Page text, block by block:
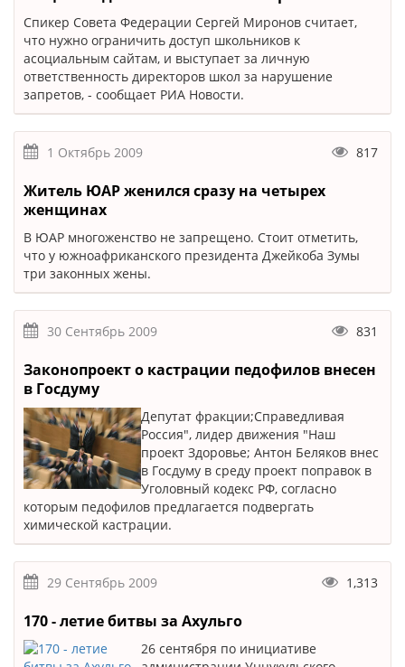
Спикер Совета Федерации Сергей Миронов считает,
что нужно ограничить доступ школьников к
асоциальным сайтам, и выступает за личную
ответственность директоров школ за нарушение
запретов, - сообщает РИА Новости.
1 Октябрь 2009 817
Житель ЮАР женился сразу на четырех
женщинах
В ЮАР многоженство не запрещено. Стоит отметить,
что у южноафриканского президента Джейкоба Зумы
три законных жены.
30 Сентябрь 2009 831
Законопроект о кастрации педофилов внесен
в Госдуму
Депутат фракции;Справедливая
Россия", лидер движения "Наш
проект Здоровье; Антон Беляков внес
в Госдуму в среду проект поправок в
Уголовный кодекс РФ, согласно
которым педофилов предлагается подвергать
химической кастрации.
29 Сентябрь 2009 1,313
170 - летие битвы за Ахульго
26 сентября по инициативе